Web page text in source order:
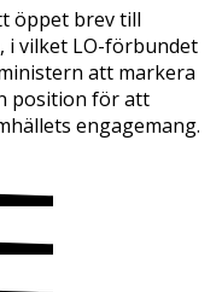
öppet brev till
i vilket LO-förbundet
att markera
position för att
engagemang.